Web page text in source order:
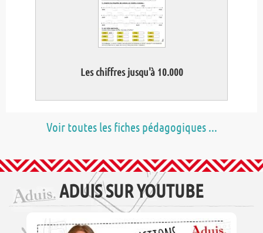
Les chiffres jusqu'à 10.000
Voir toutes les fiches pédagogiques ...
ADUIS SUR YOUTUBE